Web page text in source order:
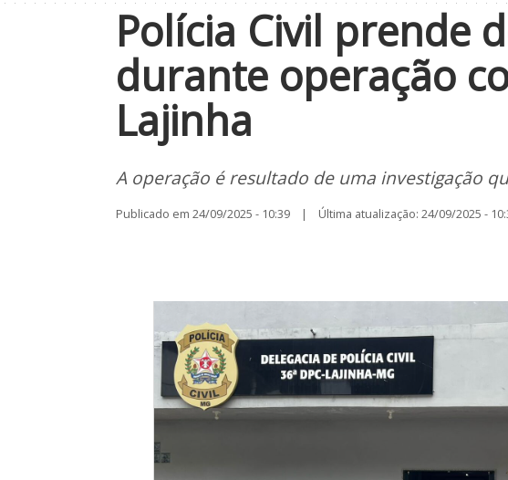
Polícia Civil prende
durante operação
Lajinha
A operação é resultado de uma investigação
Publicado em 24/09/2025 - 10:39 | Última atualização: 24/09/2025 -